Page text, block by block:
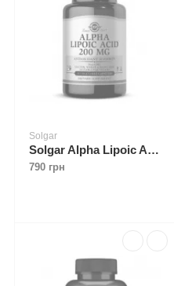
Solgar
Solgar Alpha Lipoic Acid 200 mg 50 caps
790 грн